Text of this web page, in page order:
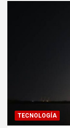
TECNOLOGÍA